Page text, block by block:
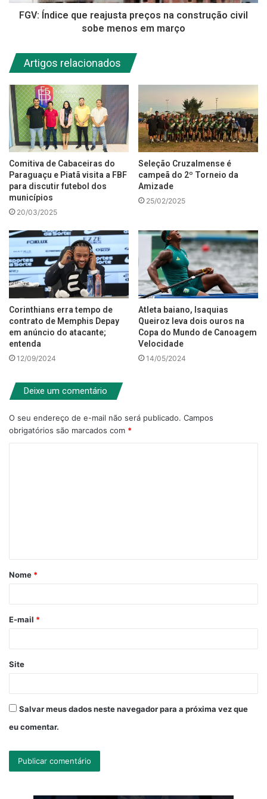
FGV: Índice que reajusta preços na construção civil
sobe menos em março
Artigos relacionados
Comitiva de Cabaceiras do
Paraguaçu e Piatã visita a FBF
para discutir futebol dos
municípios
20/03/2025
Seleção Cruzalmense é
campeã do 2º Torneio da
Amizade
25/02/2025
Corinthians erra tempo de
contrato de Memphis Depay
em anúncio do atacante;
entenda
12/09/2024
Atleta baiano, Isaquias
Queiroz leva dois ouros na
Copa do Mundo de Canoagem
Velocidade
14/05/2024
Deixe um comentário
O seu endereço de e-mail não será publicado. Campos
obrigatórios são marcados com *
á
r
*
Nome *
E-mail *
Site
Salvar meus dados neste navegador para a próxima vez que
eu comentar.